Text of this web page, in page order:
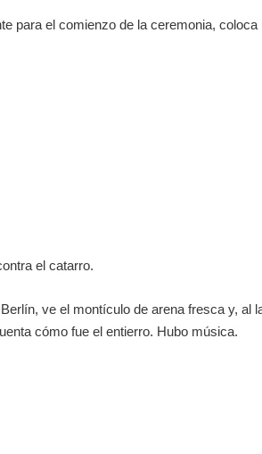
para el comienzo de la ceremonia,
el catarro.
ve el montículo de arena fresca y, al
cómo fue el entierro. Hubo música.